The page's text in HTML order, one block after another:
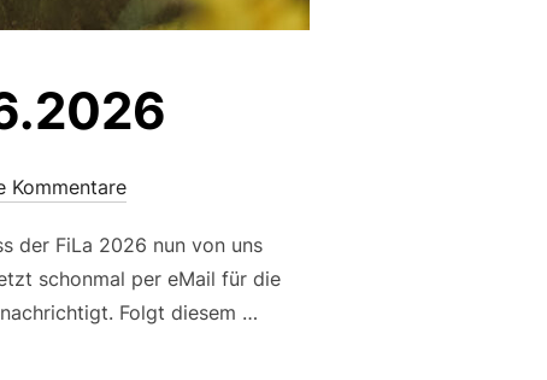
Kommentare
der FiLa 2026 nun von uns
schonmal per eMail für die
Folgt diesem …